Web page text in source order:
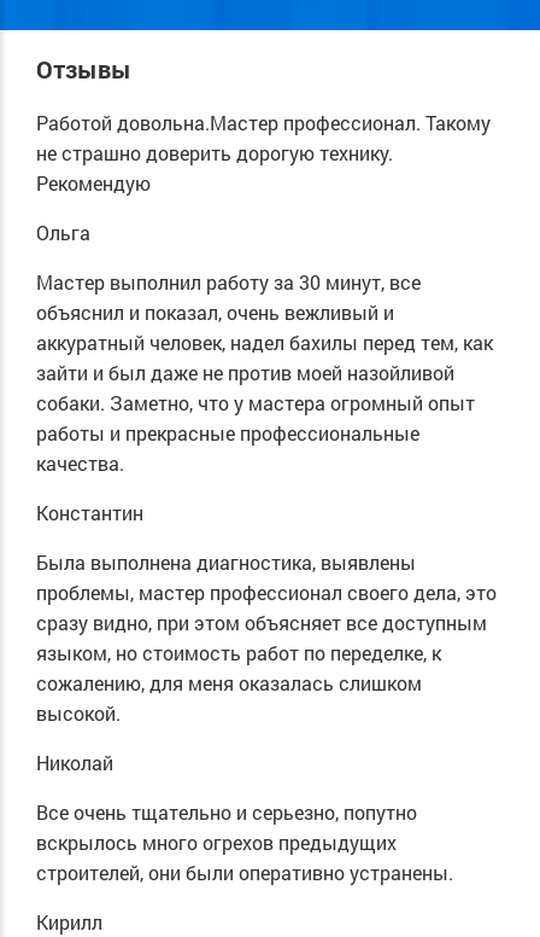
Отзывы
Работой довольна.Мастер профессионал. Такому
не страшно доверить дорогую технику.
Рекомендую
Ольга
Мастер выполнил работу за 30 минут, все
объяснил и показал, очень вежливый и
аккуратный человек, надел бахилы перед тем, как
зайти и был даже не против моей назойливой
собаки. Заметно, что у мастера огромный опыт
работы и прекрасные профессиональные
качества.
Константин
Была выполнена диагностика, выявлены
проблемы, мастер профессионал своего дела, это
сразу видно, при этом объясняет все доступным
языком, но стоимость работ по переделке, к
сожалению, для меня оказалась слишком
высокой.
Николай
Все очень тщательно и серьезно, попутно
вскрылось много огрехов предыдущих
строителей, они были оперативно устранены.
Кирилл